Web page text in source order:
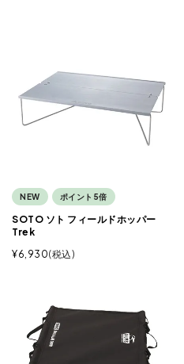
NEW ポイント5倍
SOTO ソト フィールドホッパー
Trek
¥6,930 税込